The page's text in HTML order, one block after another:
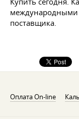
международными
поставщика.
Оплата On-line